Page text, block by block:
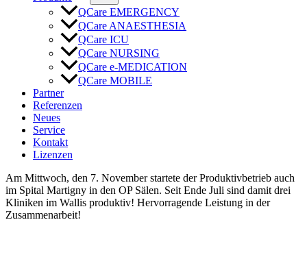
QCare EMERGENCY
QCare ANAESTHESIA
QCare ICU
QCare NURSING
QCare e-MEDICATION
QCare MOBILE
Partner
Referenzen
Neues
Service
Kontakt
Lizenzen
Am Mittwoch, den 7. November startete der Produktivbetrieb auch
im Spital Martigny in den OP Sälen. Seit Ende Juli sind damit drei
Kliniken im Wallis produktiv! Hervorragende Leistung in der
Zusammenarbeit!